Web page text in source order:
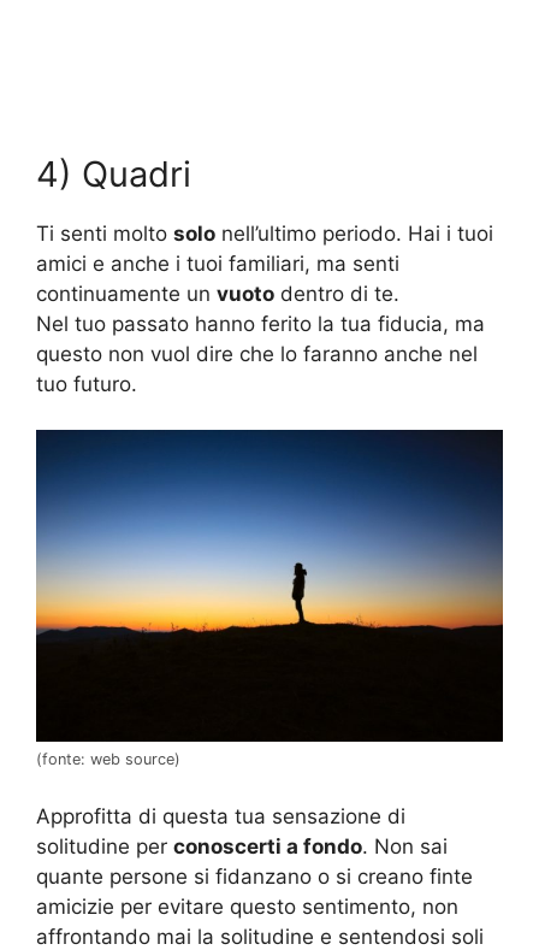
4) Quadri
Ti senti molto solo nell’ultimo periodo. Hai i tuoi
amici e anche i tuoi familiari, ma senti
continuamente un vuoto dentro di te.
Nel tuo passato hanno ferito la tua fiducia, ma
questo non vuol dire che lo faranno anche nel
tuo futuro.
(fonte: web source)
Approfitta di questa tua sensazione di
solitudine per conoscerti a fondo. Non sai
quante persone si fidanzano o si creano finte
amicizie per evitare questo sentimento, non
affrontando mai la solitudine e sentendosi soli